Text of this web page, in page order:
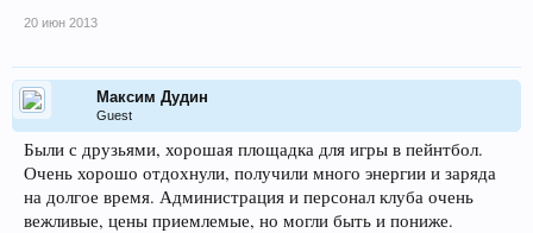
20 июн 2013
Максим Дудин
Guest
Были с друзьями, хорошая площадка для игры в пейнтбол.
Очень хорошо отдохнули, получили много энергии и заряда
на долгое время. Администрация и персонал клуба очень
вежливые, цены приемлемые, но могли быть и пониже.